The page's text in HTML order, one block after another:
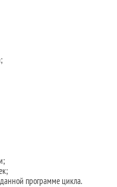
программе цикла.